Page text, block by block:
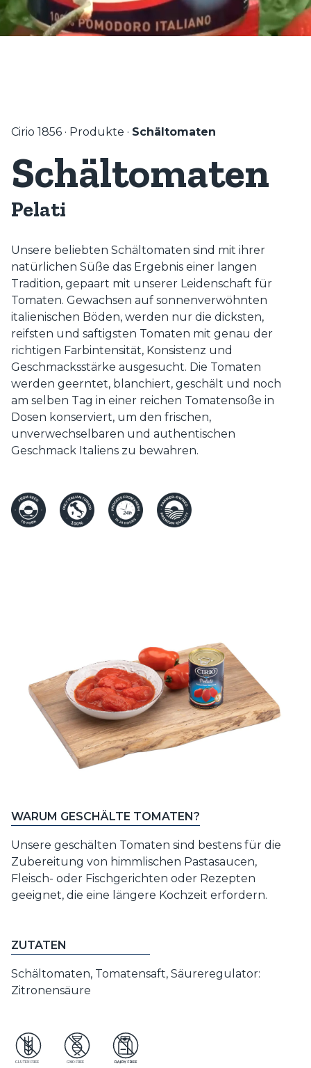
Cirio 1856 · Produkte · Schältomaten
Schältomaten
Pelati
Unsere beliebten Schältomaten sind mit ihrer
natürlichen Süße das Ergebnis einer langen
Tradition, gepaart mit unserer Leidenschaft für
Tomaten. Gewachsen auf sonnenverwöhnten
italienischen Böden, werden nur die dicksten,
reifsten und saftigsten Tomaten mit genau der
richtigen Farbintensität, Konsistenz und
Geschmacksstärke ausgesucht. Die Tomaten
werden geerntet, blanchiert, geschält und noch
am selben Tag in einer reichen Tomatensoße in
Dosen konserviert, um den frischen,
unverwechselbaren und authentischen
Geschmack Italiens zu bewahren.
WARUM GESCHÄLTE TOMATEN?
Unsere geschälten Tomaten sind bestens für die
Zubereitung von himmlischen Pastasaucen,
Fleisch- oder Fischgerichten oder Rezepten
geeignet, die eine längere Kochzeit erfordern.
ZUTATEN
Schältomaten, Tomatensaft, Säureregulator:
Zitronensäure